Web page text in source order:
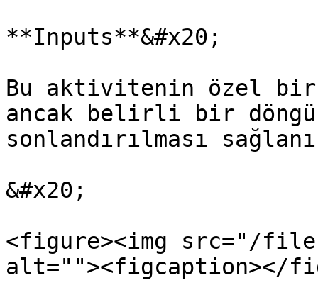
**Inputs**&#x20;
Bu aktivitenin özel bir
ancak belirli bir
sonlandırılması
&#x20;
<figure><img src="/files/
alt=""><figcaption></